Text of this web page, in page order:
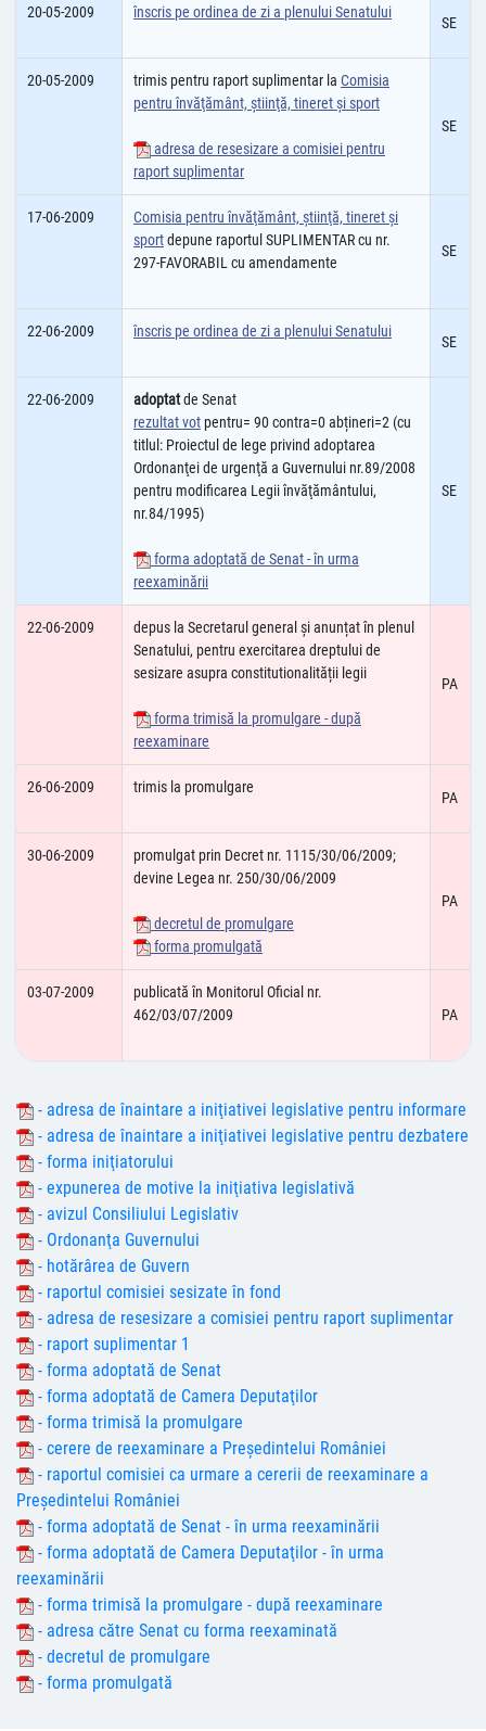
20-05-2009 înscris pe ordinea de zi a plenului Senatului
SE
20-05-2009 trimis pentru raport suplimentar la Comisia
pentru învăţământ, ştiinţă, tineret şi sport
adresa de resesizare a comisiei pentru
raport suplimentar
SE
17-06-2009
Comisia pentru învăţământ, ştiinţă, tineret şi
sportdepune raportul SUPLIMENTAR cu nr.
297-FAVORABIL cu amendamente
SE
22-06-2009 înscris pe ordinea de zi a plenului Senatului
SE
22-06-2009 adoptatde Senat
rezultat vot pentru= 90 contra=0 abțineri=2 (cu
titlul: Proiectul de lege privind adoptarea
Ordonanţei de urgenţă a Guvernului nr.89/2008
pentru modificarea Legii învăţământului,
nr.84/1995)
forma adoptată de Senat - în urma
reexaminării
SE
22-06-2009
depus la Secretarul general și anunțat în plenul
Senatului, pentru exercitarea dreptului de
sesizare asupra constitutionalității legii
forma trimisă la promulgare - după
reexaminare
PA
26-06-2009 trimis la promulgare
PA
30-06-2009
promulgat prin Decret nr. 1115/30/06/2009;
devine Legea nr. 250/30/06/2009
decretul de promulgare
forma promulgată
PA
03-07-2009
publicată în Monitorul Oficial nr.
462/03/07/2009
PA
- adresa de înaintare a iniţiativei legislative pentru informare
- adresa de înaintare a iniţiativei legislative pentru dezbatere
- forma iniţiatorului
- expunerea de motive la iniţiativa legislativă
- avizul Consiliului Legislativ
- Ordonanţa Guvernului
- hotărârea de Guvern
- raportul comisiei sesizate în fond
- adresa de resesizare a comisiei pentru raport suplimentar
- raport suplimentar 1
- forma adoptată de Senat
- forma adoptată de Camera Deputaţilor
- forma trimisă la promulgare
- cerere de reexaminare a Preşedintelui României
- raportul comisiei ca urmare a cererii de reexaminare a
Președintelui României
- forma adoptată de Senat - în urma reexaminării
- forma adoptată de Camera Deputaţilor - în urma
reexaminării
- forma trimisă la promulgare - după reexaminare
- adresa către Senat cu forma reexaminată
- decretul de promulgare
- forma promulgată